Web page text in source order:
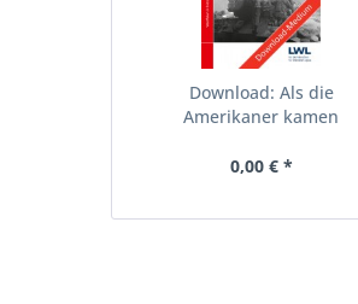
Download: Als die
Amerikaner kamen
0,00 € *